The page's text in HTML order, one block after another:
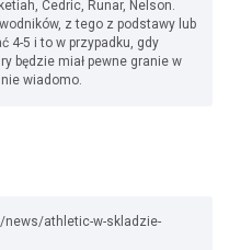
Cedric, Runar, Nelson.
z tego z podstawy lub
4-5 i to w przypadku, gdy
będzie miał pewne granie w
wiadomo.
news/athletic-w-skladzie-